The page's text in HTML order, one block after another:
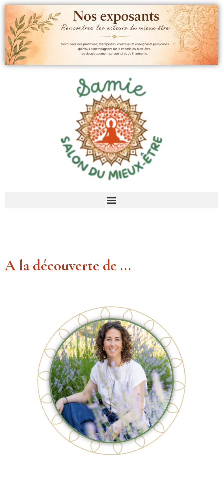
A la découverte de ...